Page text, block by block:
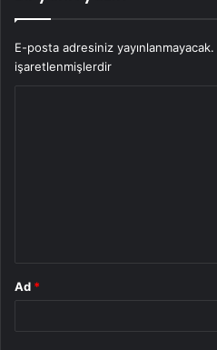
E-posta adresiniz yayınlanmayacak.
işaretlenmişlerdir
Ad *